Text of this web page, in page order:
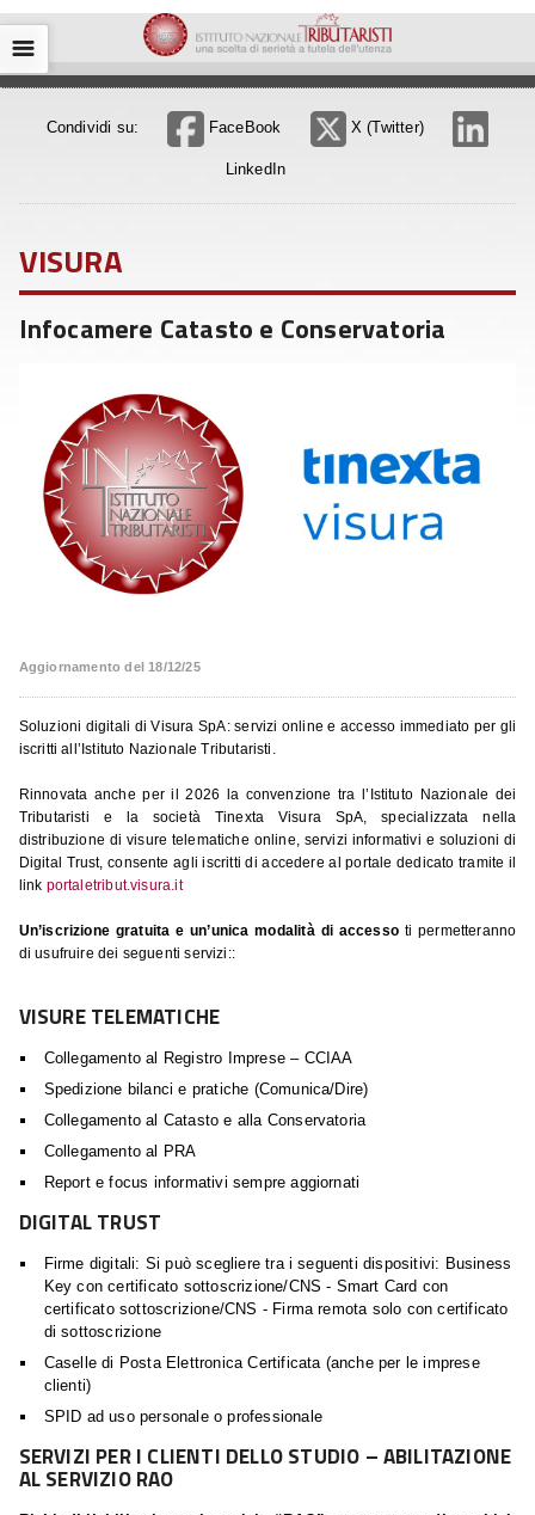
☰
Condividi su: FaceBook X (Twitter)
LinkedIn
VISURA
Infocamere Catasto e Conservatoria
Aggiornamento del 18/12/25
Soluzioni digitali di Visura SpA: servizi online e accesso immediato per gli
iscritti all’Istituto Nazionale Tributaristi.
Rinnovata anche per il 2026 la convenzione tra l’Istituto Nazionale dei
Tributaristi e la società Tinexta Visura SpA, specializzata nella
distribuzione di visure telematiche online, servizi informativi e soluzioni di
Digital Trust, consente agli iscritti di accedere al portale dedicato tramite il
link portaletribut.visura.it
Un’iscrizione gratuita e un’unica modalità di accesso ti permetteranno
di usufruire dei seguenti servizi::
VISURE TELEMATICHE
Collegamento al Registro Imprese – CCIAA
Spedizione bilanci e pratiche (Comunica/Dire)
Collegamento al Catasto e alla Conservatoria
Collegamento al PRA
Report e focus informativi sempre aggiornati
DIGITAL TRUST
Firme digitali: Si può scegliere tra i seguenti dispositivi: Business
Key con certificato sottoscrizione/CNS - Smart Card con
certificato sottoscrizione/CNS - Firma remota solo con certificato
di sottoscrizione
Caselle di Posta Elettronica Certificata (anche per le imprese
clienti)
SPID ad uso personale o professionale
SERVIZI PER I CLIENTI DELLO STUDIO – ABILITAZIONE
AL SERVIZIO RAO